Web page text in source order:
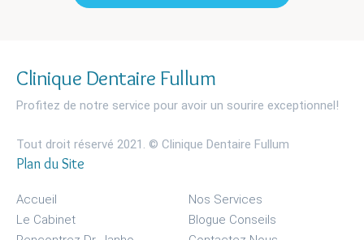
Clinique Dentaire Fullum
Profitez de notre service pour avoir un sourire exceptionnel!
Tout droit réservé 2021. © Clinique Dentaire Fullum
Plan du Site
Accueil
Le Cabinet
Nos Services
Blogue Conseils